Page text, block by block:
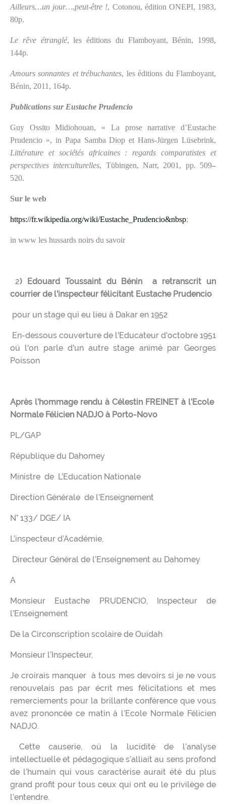
Ailleurs…un jour….peut-être !, Cotonou, édition ONEPI, 1983,
80p.
Le rêve étranglé, les éditions du Flamboyant, Bénin, 1998,
144p.
Amours sonnantes et trébuchantes, les éditions du Flamboyant,
Bénin, 2011, 164p.
Publications sur Eustache Prudencio
Guy Ossito Midiohouan, « La prose narrative d’Eustache
Prudencio », in Papa Samba Diop et Hans-Jürgen Lüsebrink,
Littérature et sociétés africaines : regards comparatistes et
perspectives interculturelles, Tübingen, Narr, 2001, pp. 509–
520.
Sur le web
https://fr.wikipedia.org/wiki/Eustache_Prudencio&nbsp;
in www les hussards noirs du savoir
2) Edouard Toussaint du Bénin a retranscrit un
courrier de l'inspecteur félicitant Eustache Prudencio
pour un stage qui eu lieu à Dakar en 1952
En-dessous couverture de l'Educateur d'octobre 1951
où l'on parle d'un autre stage animé par Georges
Poisson
Après l’hommage rendu à Célestin FREINET à l’Ecole
Normale Félicien NADJO à Porto-Novo
PL/GAP
République du Dahomey
Ministre de L’Education Nationale
Direction Générale de l’Enseignement
N° 133/ DGE/ IA
L’inspecteur d’Académie,
Directeur Général de l’Enseignement au Dahomey
A
Monsieur Eustache PRUDENCIO, Inspecteur de
l’Enseignement
De la Circonscription scolaire de Ouidah
Monsieur l’Inspecteur,
Je croirais manquer à tous mes devoirs si je ne vous
renouvelais pas par écrit mes félicitations et mes
remerciements pour la brillante conférence que vous
avez prononcée ce matin à l’Ecole Normale Félicien
NADJO.
Cette causerie, où la lucidité de l’analyse
intellectuelle et pédagogique s’alliait au sens profond
de l’humain qui vous caractérise aurait été du plus
grand profit pour tous ceux qui ont eu le privilège de
l’entendre.